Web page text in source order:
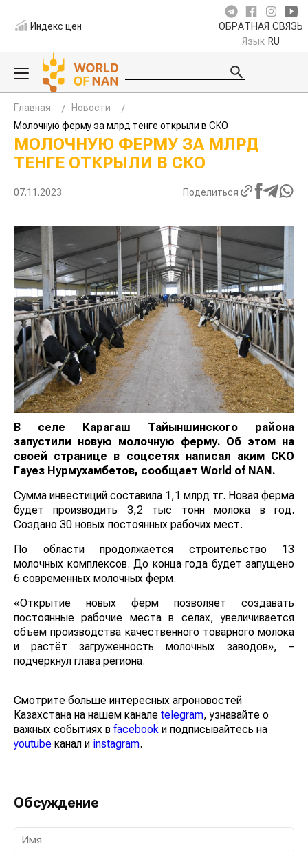
Индекс цен ОБРАТНАЯ СВЯЗЬ
Язык RU
Главная
Новости
Молочную ферму за млрд тенге открыли в СКО
МОЛОЧНУЮ ФЕРМУ ЗА МЛРД
ТЕНГЕ ОТКРЫЛИ В СКО
07.11.2023 Поделиться
В селе Карагаш Тайыншинского района
запустили новую молочную ферму. Об этом на
своей странице в соцсетях написал аким СКО
Гауез Нурмухамбетов, сообщает World of NAN.
Сумма инвестиций составила 1,1 млрд тг. Новая ферма
будет производить 3,2 тыс тонн молока в год.
Создано 30 новых постоянных рабочих мест.
По области продолжается строительство 13
молочных комплексов. До конца года будет запущено
6 современных молочных ферм.
«Открытие новых ферм позволяет создавать
постоянные рабочие места в селах, увеличивается
объем производства качественного товарного молока
и растёт загруженность молочных заводов», –
подчеркнул глава региона.
Смотрите больше интересных агроновостей
Казахстана на нашем канале telegram, узнавайте о
важных событиях в facebook и подписывайтесь на
youtube канал и instagram.
Обсуждение